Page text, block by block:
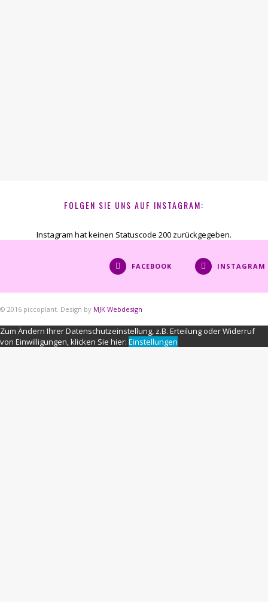
FOLGEN SIE UNS AUF INSTAGRAM:
Instagram hat keinen Statuscode 200 zurückgegeben.
FACEBOOK INSTAGRAM
© 2016 piccoplant. Design by MJK Webdesign
Zum Ändern Ihrer Datenschutzeinstellung, z.B. Erteilung oder Widerruf
von Einwilligungen, klicken Sie hier: Einstellungen